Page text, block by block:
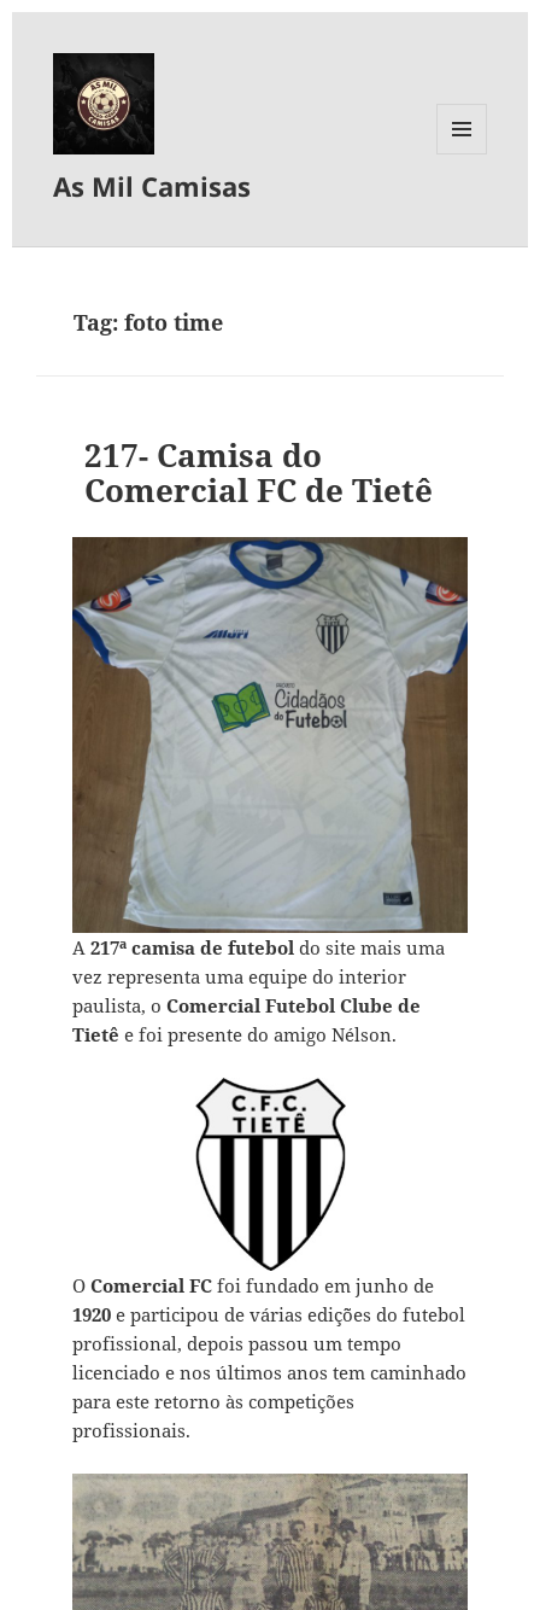
As Mil Camisas
Tag:foto time
217- Camisa do
Comercial FC de Tietê
A 217ª camisa de futeboldo site mais uma
vez representa uma equipe do interior
paulista, o Comercial Futebol Clube de
Tietê e foi presente do amigo Nélson.
O Comercial FCfoi fundado em junho de
1920e participou de várias ediç˜ões do futebol
profissional, depois passou um tempo
licenciado e nos últimos anos tem caminhado
para este retorno às competições
profissionais.